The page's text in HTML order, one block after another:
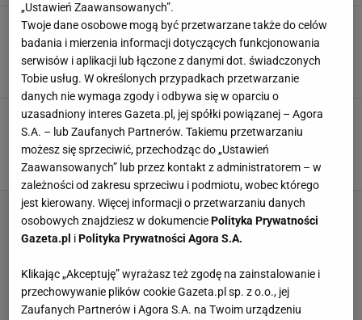
Norwegia grzmi po nagrodzie dla narciarza z
niepełnosprawnością. "To wygląda jak
prowokacja"
ap,14 GRUDNIA 2021, 21:15
Rio 2016. Parolimpijczycy
Startu pochwalili się swoimi sukcesami
[ZDJĘCIA]
red, 27 WRZEŚNIA 2016, 17:11
„Ustawień Zaawansowanych”.
Twoje dane osobowe mogą być przetwarzane także do celów
badania i mierzenia informacji dotyczących funkcjonowania
serwisów i aplikacji lub łączone z danymi dot. świadczonych
Tobie usług. W określonych przypadkach przetwarzanie
danych nie wymaga zgody i odbywa się w oparciu o
uzasadniony interes Gazeta.pl, jej spółki powiązanej – Agora
S.A. – lub Zaufanych Partnerów. Takiemu przetwarzaniu
możesz się sprzeciwić, przechodząc do „Ustawień
Zaawansowanych” lub przez kontakt z administratorem – w
zależności od zakresu sprzeciwu i podmiotu, wobec którego
jest kierowany. Więcej informacji o przetwarzaniu danych
osobowych znajdziesz w dokumenciePolityka Prywatności
Gazeta.pl iPolityka Prywatności Agora S.A.
Klikając „Akceptuję” wyrażasz też zgodę na zainstalowanie i
przechowywanie plików cookie Gazeta.pl sp. z o.o., jej
Zaufanych Partnerów i Agora S.A. na Twoim urządzeniu